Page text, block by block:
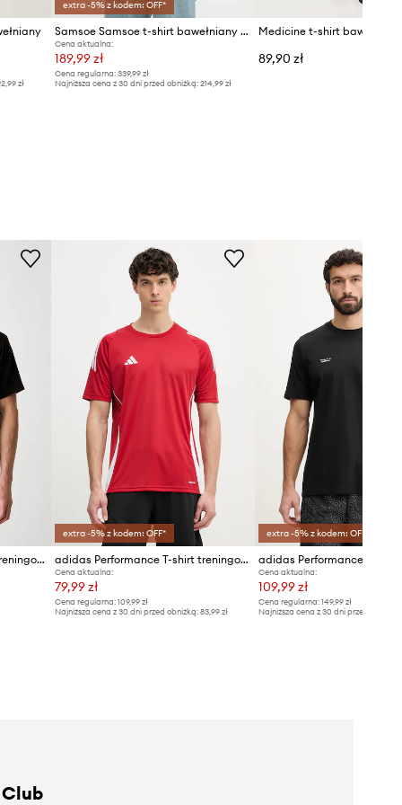
zł
extra -5% z kodem: OFF*
Samsoe Samsoe t-shirt bawełniany SASWIRL
Cena aktualna:
189,99 zł
Cena regularna:339,99 zł
Najniższa cena z 30 dni przed obniżką:214,99 zł
Medicine t-shirt
89,90 zł
adidas Performance T-shirt treningowy męski z bawełną Essentials Feelready
extra -5% z kodem: OFF*
adidas Performance T-shirt treningowy męski Tiro 24
Cena aktualna:
79,99 zł
Cena regularna:109,99 zł
Najniższa cena z 30 dni przed obniżką:83,99 zł
extra -5% z kodem: OFF*
adidas Performance t-shirt
Cena aktualna:
109,99 zł
Cena regularna: 149,99 zł
Najniższa cena z 30 dni przed obniżką: